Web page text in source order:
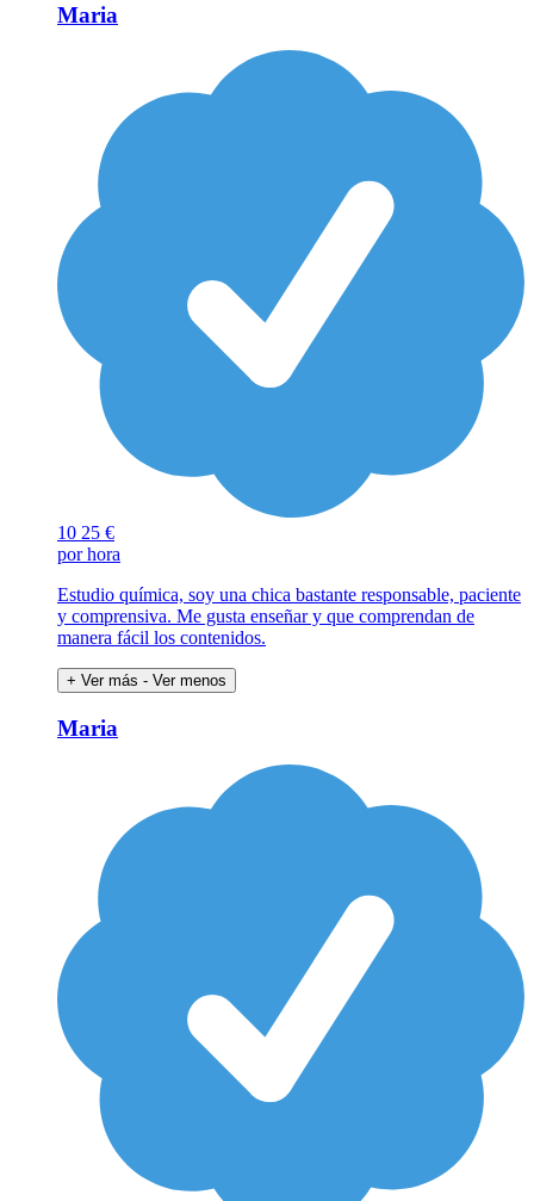
Maria
10 25 €
por hora
Estudio química, soy una chica bastante responsable, paciente
y comprensiva. Me gusta enseñar y que comprendan de
manera fácil los contenidos.
+ Ver más - Ver menos
Maria